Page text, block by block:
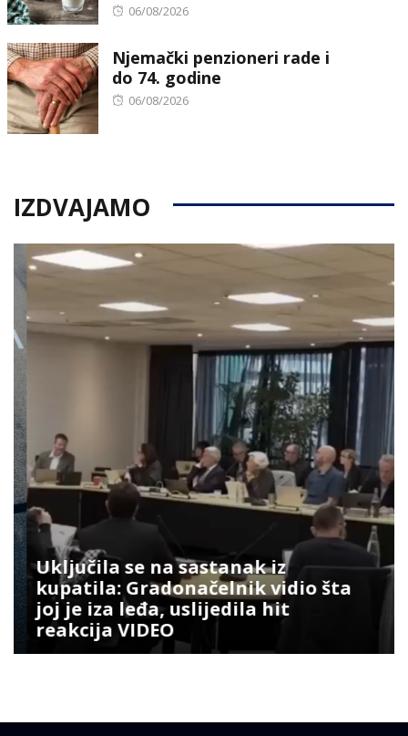
Posted
06/08/2026
Njemački penzioneri rade i
do 74. godine
Posted
06/08/2026
IZDVAJAMO
Uključila se na sastanak iz
kupatila: Gradonačelnik vidio šta
joj je iza leđa, uslijedila hit
reakcija VIDEO